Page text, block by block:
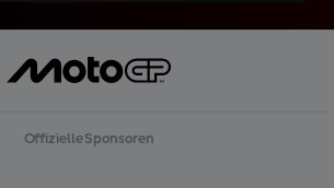
Offizielle Sponsoren